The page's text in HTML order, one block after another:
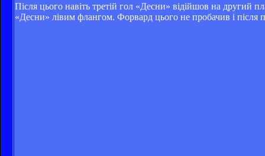
Після цього навіть третій гол «Десни» відійшов на другий
«Десни» лівим флангом. Форвард цього не пробачив і після